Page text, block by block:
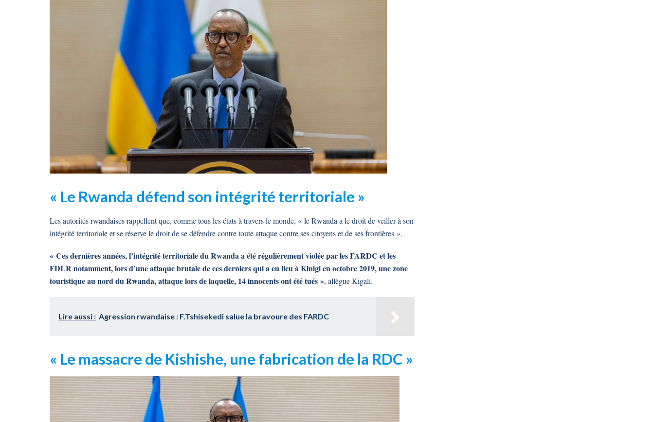
« Le Rwanda défend son intégrité territoriale »
Les autorités rwandaises rappellent que, comme tous les états à travers le monde, « le Rwanda a le droit de veiller à son
intégrité territoriale et se réserve le droit de se défendre contre toute attaque contre ses citoyens et de ses frontières ».
« Ces dernières années, l’intégrité territoriale du Rwanda a été régulièrement violée par les FARDC et les
FDLR notamment, lors d’une attaque brutale de ces derniers qui a eu lieu à Kinigi en octobre 2019, une zone
touristique au nord du Rwanda, attaque lors de laquelle, 14 innocents ont été tués », allègue Kigali.
Lire aussi : Agression rwandaise : F.Tshisekedi salue la bravoure des FARDC
« Le massacre de Kishishe, une fabrication de la RDC »